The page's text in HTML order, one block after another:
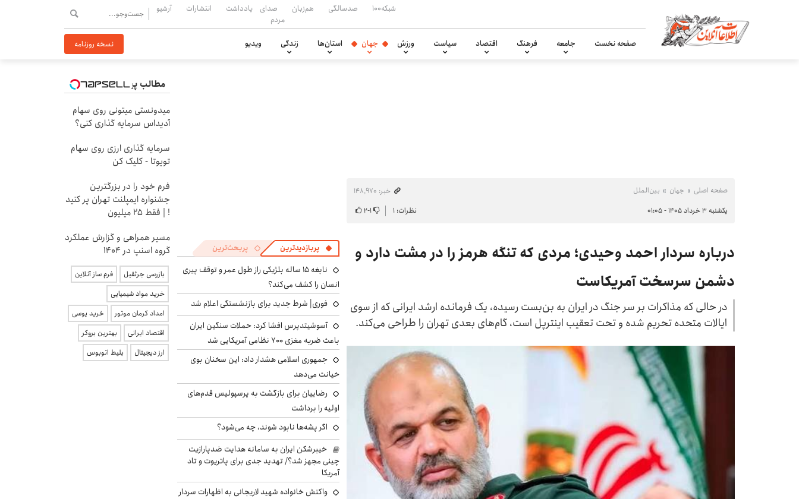
شبکه۱۰۰ صدسالگی هم‌زبان
صدای
مردم
یادداشت انتشارات آرشیو
صفحه نخست جامعه فرهنگ اقتصاد سیاست ورزش جهان استان‌ها زندگی ویدیو نسخه روزنامه
صفحه اصلی جهان بین‌الملل
خبر: ۱۴۸٬۹۷۰
یکشنبه ۳ خرداد ۱۴۰۵ - ۰۱:۰۵
نظرات: ۱ ۱-۲
درباره سردار احمد وحیدی؛ مردی که تنگه هرمز را در مشت دارد و
دشمن سرسخت آمریکاست
در حالی که مذاکرات بر سر جنگ در ایران به بن‌بست رسیده، یک فرمانده ارشد ایرانی که از سوی
ایالات متحده تحریم شده و تحت تعقیب اینترپل است، گام‌های بعدی تهران را طراحی می‌کند.
پربازدیدترین پربحث‌ترین
نابغه ۱۵ ساله بلژیکی راز طول عمر و توقف پیری
انسان را کشف می‌کند؟
فوری| شرط جدید برای بازنشستگی اعلام شد
آسوشیتدپرس افشا کرد: حملات سنگین ایران
باعث ضربه مغزی ۷۰۰ نظامی آمریکایی شد
جمهوری اسلامی هشدار داد: این سخنان بوی
خیانت می‌دهد
رضاییان برای بازگشت به پرسپولیس قدم‌های
اولیه را برداشت
اگر پشه‌ها نابود شوند، چه می‌شود؟
خیبرشکن ایران به سامانه هدایت ضدپارازیت
چینی مجهز شد؟/ تهدید جدی برای پاتریوت و تاد
آمریکا
واکنش خانواده شهید لاریجانی به اظهارات سردار
مطالب پیشنهادی
میدونستی میتونی روی سهام
آدیداس سرمایه گذاری کنی؟
سرمایه گذاری ارزی روی سهام
تویوتا - کلیک کن
فرم خود را در بزرگترین
جشنواره ایمپلنت تهران پر کنید
! | فقط ۲۵ میلیون
مسیر همراهی و گزارش عملکرد
گروه اسنپ در ۱۴۰۴
بازرسی جرثقیل
فرم ساز آنلاین
خرید مواد شیمیایی
امداد کرمان موتور
خرید یوسی
اقتصاد ایرانی
بهترین بروکر
ارز دیجیتال
بلیط اتوبوس